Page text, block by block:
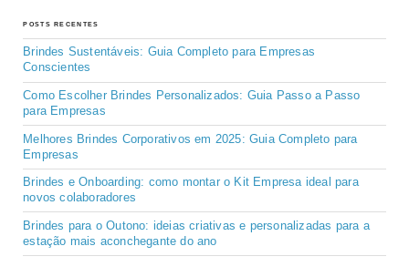
POSTS RECENTES
Brindes Sustentáveis: Guia Completo para Empresas
Conscientes
Como Escolher Brindes Personalizados: Guia Passo a Passo
para Empresas
Melhores Brindes Corporativos em 2025: Guia Completo para
Empresas
Brindes e Onboarding: como montar o Kit Empresa ideal para
novos colaboradores
Brindes para o Outono: ideias criativas e personalizadas para a
estação mais aconchegante do ano